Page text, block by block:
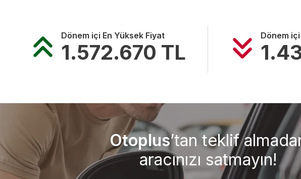
Dönem içi En Yüksek Fiyat
1.572.670 TL
Dönem
Otoplus’tan teklif
aracınızı satmayın!